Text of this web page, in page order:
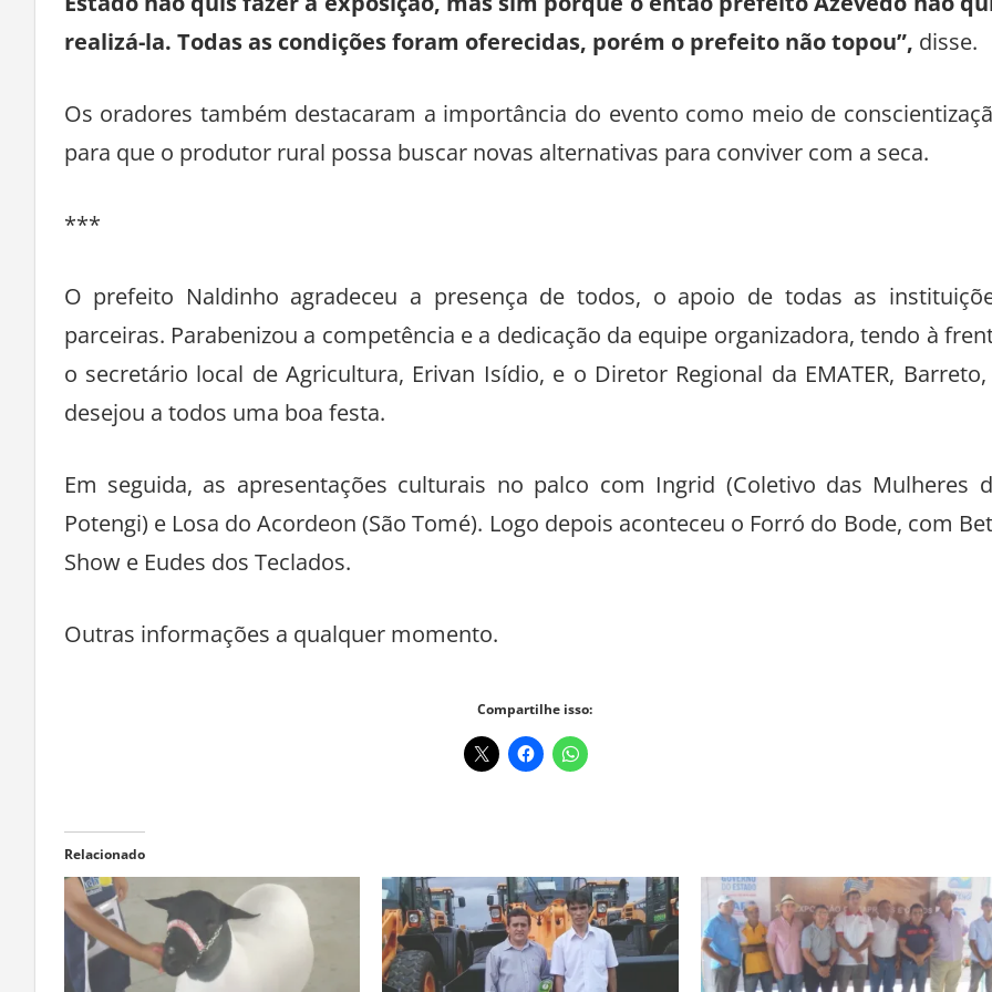
Estado não quis fazer a exposição, mas sim porque o então prefeito Azevedo não
realizá-la. Todas as condições foram oferecidas, porém o prefeito não topou”, disse.
Os oradores também destacaram a importância do evento como meio de
para que o produtor rural possa buscar novas alternativas para conviver com a seca.
O prefeito Naldinho agradeceu a presença de todos, o apoio de todas as
parceiras. Parabenizou a competência e a dedicação da equipe organizadora, tendo à
o secretário local de Agricultura, Erivan Isídio, e o Diretor Regional da EMATER, Barreto,
desejou a todos uma boa festa.
Em seguida, as apresentações culturais no palco com Ingrid (Coletivo das Mulheres
Potengi) e Losa do Acordeon (São Tomé). Logo depois aconteceu o Forró do Bode, com
Show e Eudes dos Teclados.
Outras informações a qualquer momento.
Compartilhe isso: